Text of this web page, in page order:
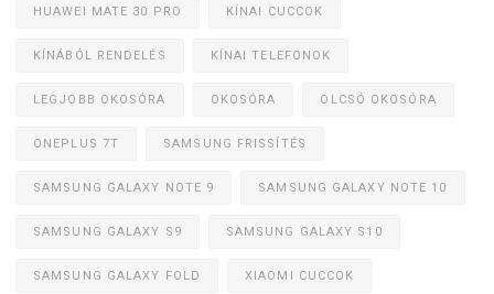
HUAWEI MATE 30 PRO KÍNAI CUCCOK
KÍNÁBÓL RENDELÉS KÍNAI TELEFONOK
LEGJOBB OKOSÓRA OKOSÓRA OLCSÓ OKOSÓRA
ONEPLUS 7T SAMSUNG FRISSÍTÉS
SAMSUNG GALAXY NOTE 9 SAMSUNG GALAXY NOTE 10
SAMSUNG GALAXY S9 SAMSUNG GALAXY S10
SAMSUNG GALAXY FOLD XIAOMI CUCCOK